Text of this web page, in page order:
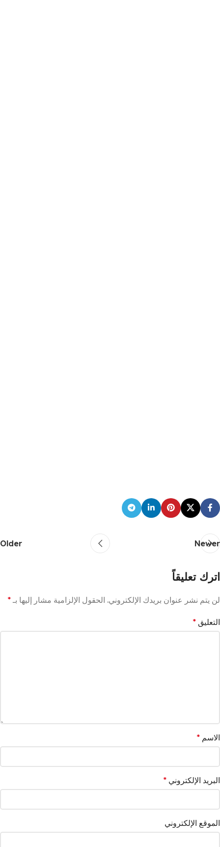
Newer
Older
اترك تعليقاً
لن يتم نشر عنوان بريدك الإلكتروني. الحقول الإلزامية مشار إليها بـ *
التعليق *
الاسم *
البريد الإلكتروني *
الموقع الإلكتروني